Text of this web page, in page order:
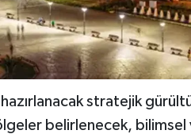
hazırlanacak stratejik
belirlenecek, bilimsel